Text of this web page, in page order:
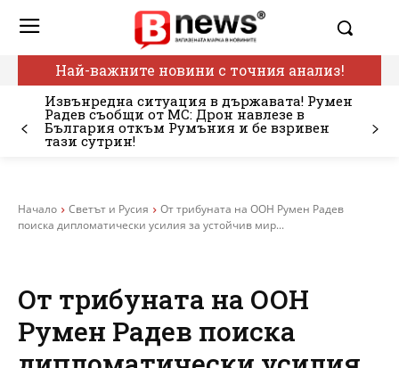
Най-важните новини с точния анализ!
Извънредна ситуация в държавата! Румен
Радев съобщи от МС: Дрон навлезе в
България откъм Румъния и бе взривен
тази сутрин!
Начало Светът и Русия
От трибуната на ООН Румен Радев
поиска дипломатически усилия за устойчив мир...
От трибуната на ООН
Румен Радев поиска